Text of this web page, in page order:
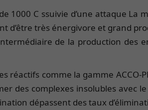
1000 C ssuivie d’une attaque
d’être très énergivore et grand
de la production des
réactifs comme la gamme ACCO-
des complexes insolubles
dépassent des taux